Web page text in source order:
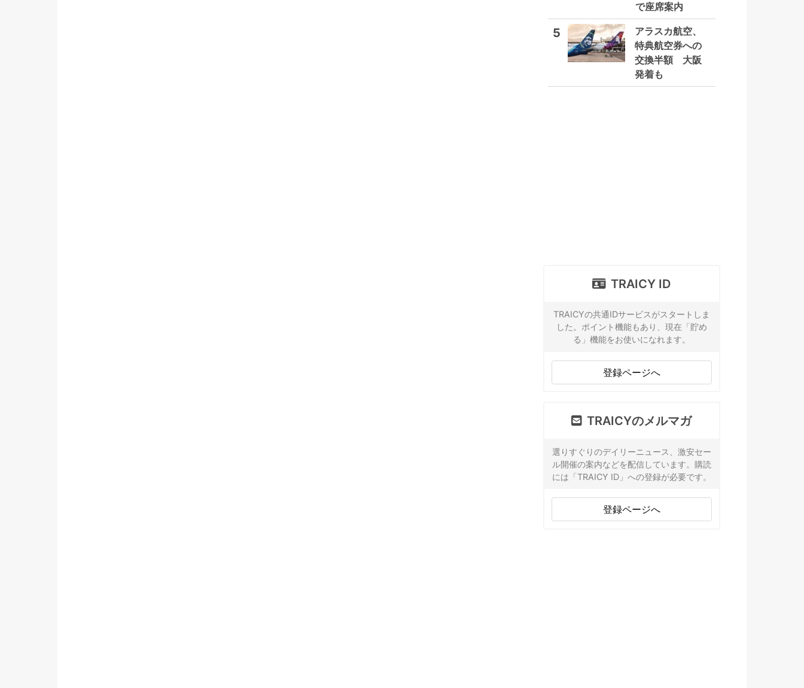
で座席案内
5
アラスカ航空、
特典航空券への
交換半額 大阪
発着も
TRAICY ID
TRAICYの共通IDサービスがスタートしま
した。ポイント機能もあり、現在「貯め
る」機能をお使いになれます。
登録ページへ
TRAICYのメルマガ
選りすぐりのデイリーニュース、激安セー
ル開催の案内などを配信しています。購読
には「TRAICY ID」への登録が必要です。
登録ページへ